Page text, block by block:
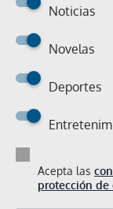
Noticias
Novelas
Deportes
Acepta las
protección de